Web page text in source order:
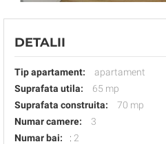
DETALII
Tip apartament:
apartament
Suprafata utila:
65 mp
Suprafata construita:
70 mp
Numar camere:
3
Numar bai:
: 2